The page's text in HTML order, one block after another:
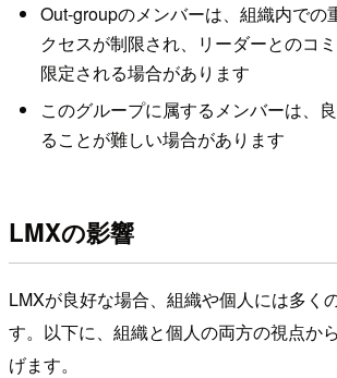
Out-groupのメンバーは、組織内での
クセスが制限され、リーダーとのコ
限定される場合があります
このグループに属するメンバーは、
ることが難しい場合があります
LMXの影響
LMXが良好な場合、組織や個人には多く
す。以下に、組織と個人の両方の視点か
げます。